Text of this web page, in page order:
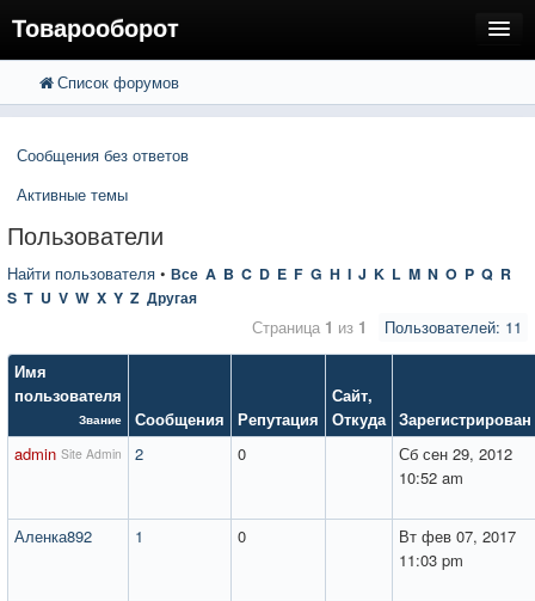
Товарооборот
FAQ
Вход
Расширенный поиск
Список форумов
Сообщения без ответов
Активные темы
Пользователи
Найти пользователя • Все A B C D E F G H I J K L M N O P Q R
S T U V W X Y Z Другая
Пользователей: 11
Страница 1 из 1
Имя
пользователя
Звание Сообщения Репутация
Сайт,
Откуда Зарегистрирован
admin Site Admin 2 0
Сб сен 29, 2012
10:52 am
Аленка892 1 0
Вт фев 07, 2017
11:03 pm